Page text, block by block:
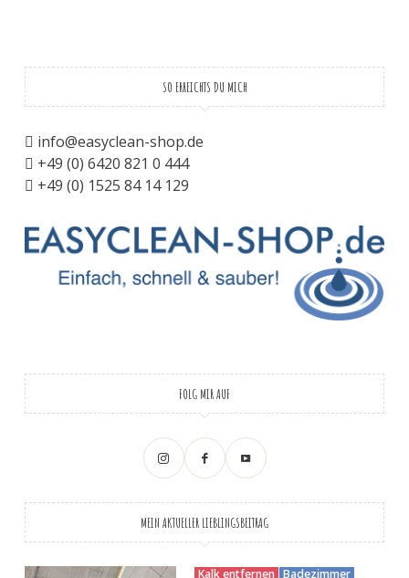
SO ERREICHTS DU MICH
info@easyclean-shop.de
+49 (0) 6420 821 0 444
+49 (0) 1525 84 14 129
FOLG MIR AUF
MEIN AKTUELLER LIEBLINGSBEITRAG
Kalk entfernen Badezimmer